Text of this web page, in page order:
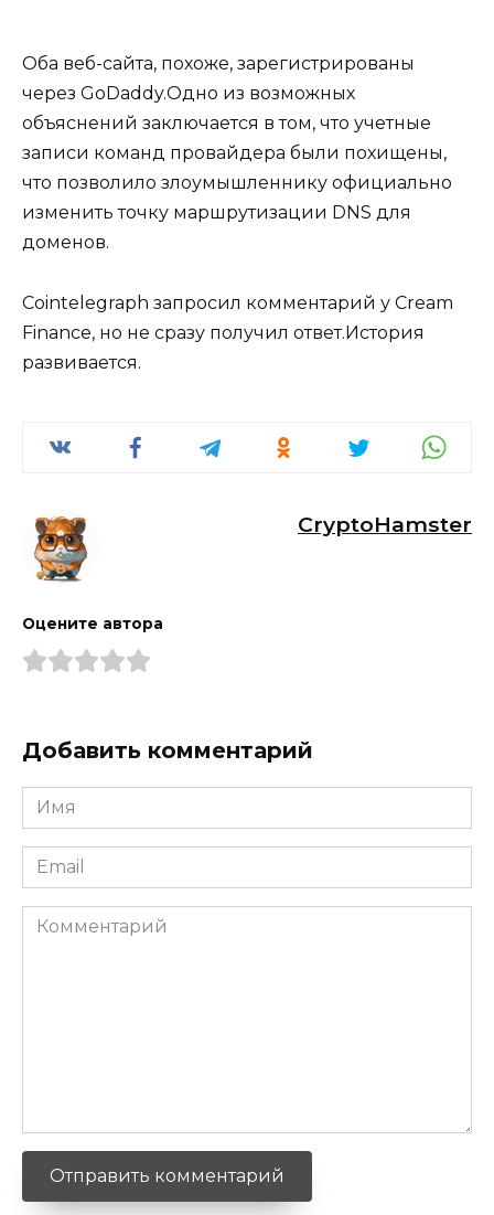
Оба веб-сайта, похоже, зарегистрированы
через GoDaddy.Одно из возможных
объяснений заключается в том, что учетные
записи команд провайдера были похищены,
что позволило злоумышленнику официально
изменить точку маршрутизации DNS для
доменов.
Cointelegraph запросил комментарий у Cream
Finance, но не сразу получил ответ.История
развивается.
CryptoHamster
Оцените автора
Добавить комментарий
Имя
*
Email
*
Комментарий